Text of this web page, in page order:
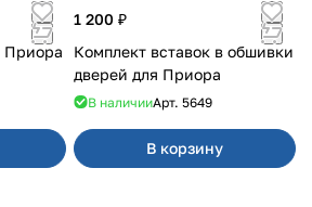
1 200 ₽
Комплект вставок в обшивки
дверей для Приора
В наличииАрт. 5649
В корзину